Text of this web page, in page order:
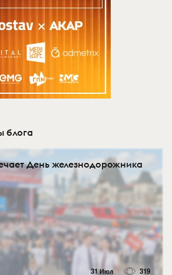
блога
День железнодорожника
31 Июл 319